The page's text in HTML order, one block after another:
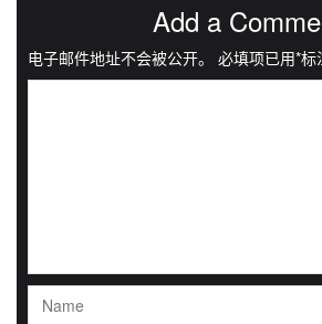
Add a
电子邮件地址不会被公开。 必填项已用*标